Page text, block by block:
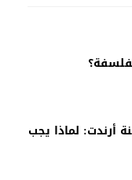
أرندت: لماذا يجب